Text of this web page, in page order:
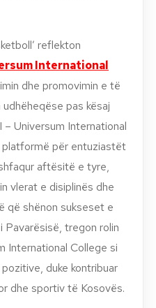
reflekton
International
dhe promovimin e të
pas kësaj
Universum International
për entuziastët
aftësitë e tyre,
vlerat e disiplinës dhe
që shënon sukseset e
tregon rolin
International College si
duke kontribuar
dhe sportiv të Kosovës.